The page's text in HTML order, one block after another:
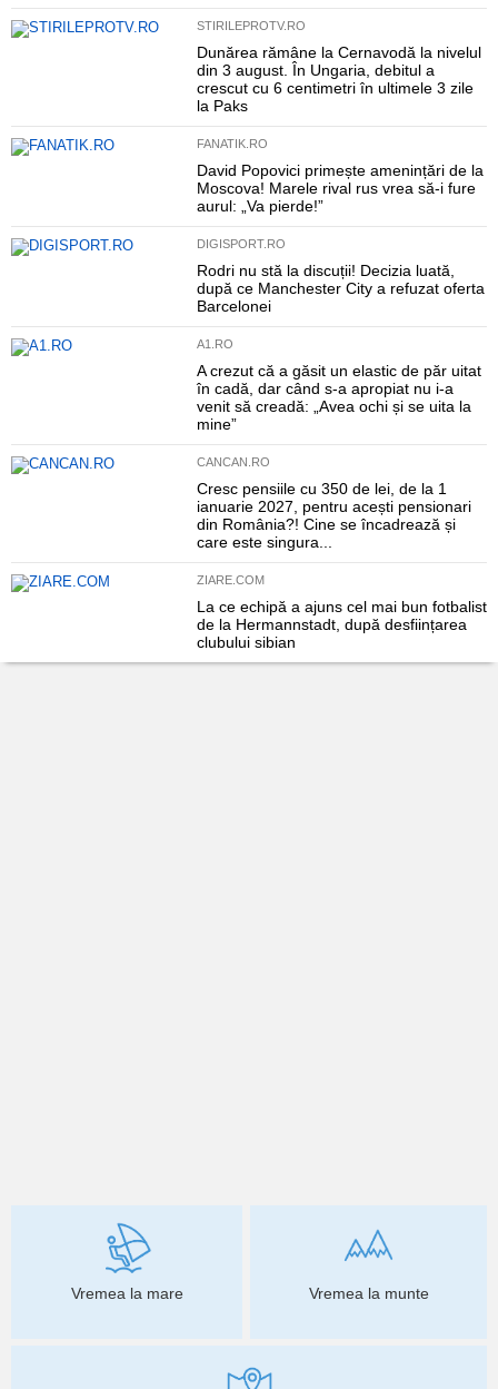
STIRILEPROTV.RO
Dunărea rămâne la Cernavodă la nivelul
din 3 august. În Ungaria, debitul a
crescut cu 6 centimetri în ultimele 3 zile
la Paks
FANATIK.RO
David Popovici primește amenințări de la
Moscova! Marele rival rus vrea să-i fure
aurul: „Va pierde!”
DIGISPORT.RO
Rodri nu stă la discuții! Decizia luată,
după ce Manchester City a refuzat oferta
Barcelonei
A1.RO
A crezut că a găsit un elastic de păr uitat
în cadă, dar când s-a apropiat nu i-a
venit să creadă: „Avea ochi și se uita la
mine”
CANCAN.RO
Cresc pensiile cu 350 de lei, de la 1
ianuarie 2027, pentru acești pensionari
din România?! Cine se încadrează și
care este singura...
ZIARE.COM
La ce echipă a ajuns cel mai bun fotbalist
de la Hermannstadt, după desființarea
clubului sibian
Vremea la mare Vremea la munte